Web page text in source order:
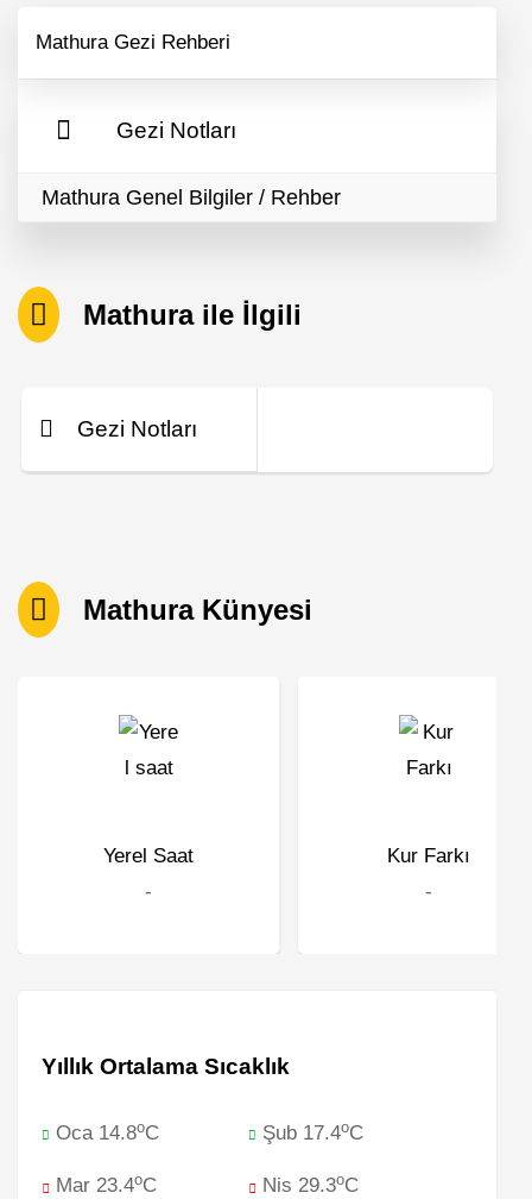
Mathura Gezi Rehberi
Gezi Notları
Mathura Genel Bilgiler / Rehber
Mathura ile İlgili
Gezi Notları
Mathura Künyesi
Yerel Saat
-
Kur Farkı
-
Yıllık Ortalama Sıcaklık
Oca 14.8oC Şub 17.4oC
Mar 23.4oC Nis 29.3oC